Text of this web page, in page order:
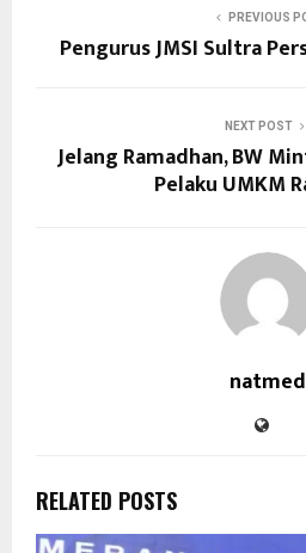
PREVIOUS
Pengurus JMSI Sultra
NEXT POST
Jelang Ramadhan, BW
Pelaku UMKM
natmed
RELATED POSTS